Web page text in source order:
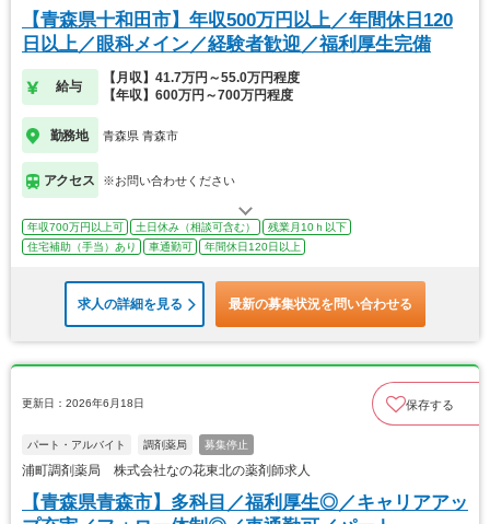
【青森県十和田市】年収500万円以上／年間休日120
日以上／眼科メイン／経験者歓迎／福利厚生完備
給与
【月収】41.7万円～55.0万円程度
【年収】600万円～700万円程度
勤務地 青森県 青森市
アクセス ※お問い合わせください
年収700万円以上可 土日休み（相談可含む）
残業月10ｈ以下
住宅補助（手当）あり
車通勤可 年間休日120日以上
求人の詳細を見る 最新の募集状況を問い合わせる
更新日：2026年6月18日 保存する
パート・アルバイト 調剤薬局 募集停止
浦町調剤薬局 株式会社なの花東北の薬剤師求人
【青森県青森市】多科目／福利厚生◎／キャリアアッ